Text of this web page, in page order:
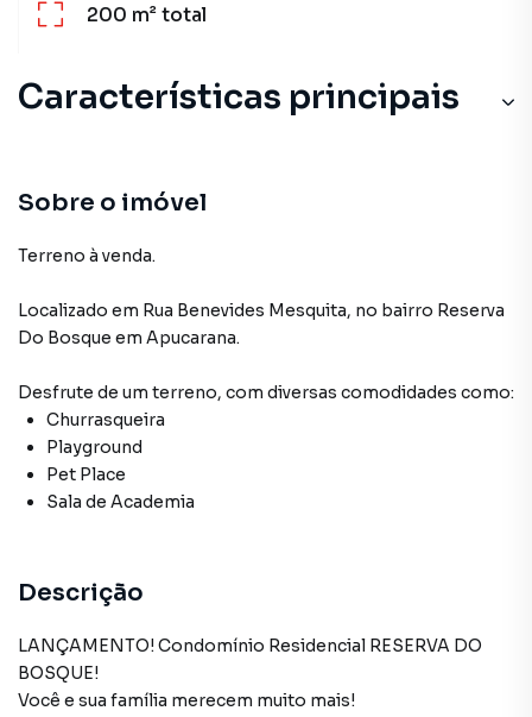
200 m²total
Características principais
Sala de Academia
Sobre o imóvel
Terreno à venda.
Localizado em Rua Benevides Mesquita, no bairro Reserva
Do Bosque em Apucarana.
Desfrute de um terreno, com diversas comodidades como:
Churrasqueira
Playground
Pet Place
Sala de Academia
Descrição
LANÇAMENTO! Condomínio Residencial RESERVA DO
BOSQUE!
Você e sua família merecem muito mais!